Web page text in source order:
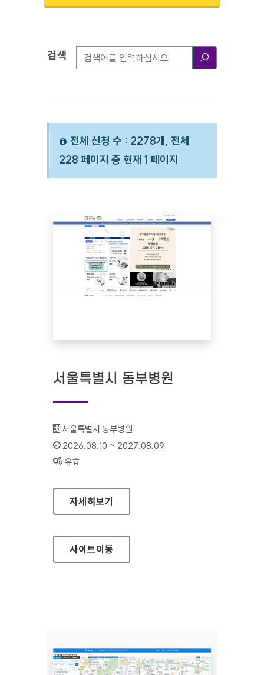
검색옵션
검색
전체 신청 수 : 2278개, 전체
228 페이지 중 현재 1 페이지
서울특별시 동부병원
기관명 :
서울특별시 동부병원
인증기간 :
2026.08.10 ~ 2027.08.09
상태 :
유효
서울특별시 동부병원
자세히보기
사이트이동